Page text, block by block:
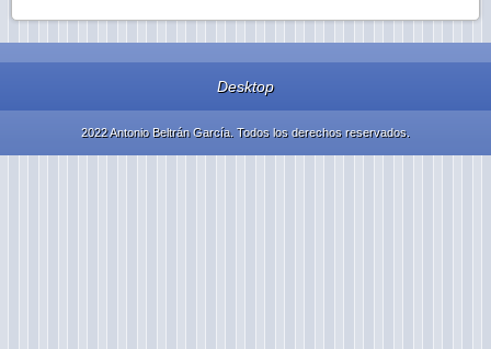
Desktop
2022 Antonio Beltrán García. Todos los derechos reservados.